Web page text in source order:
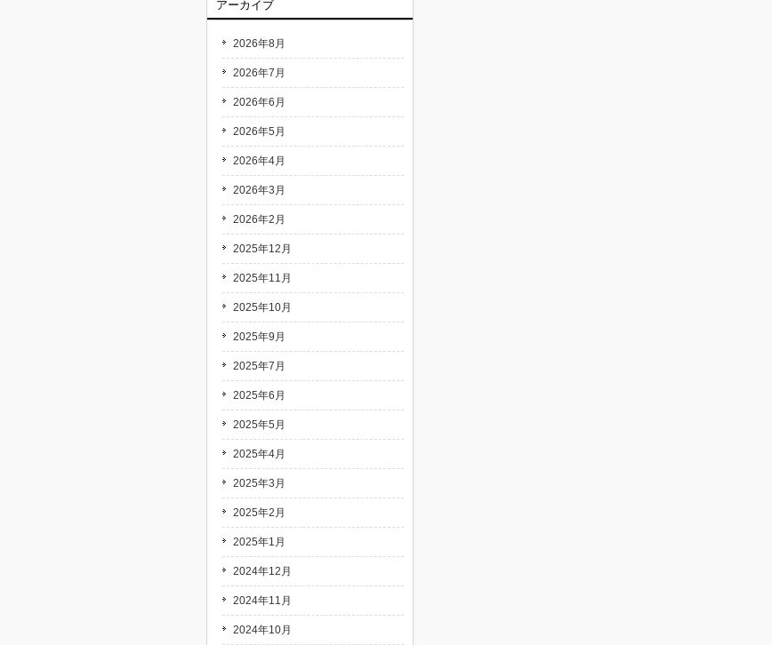
アーカイブ
2026年8月
2026年7月
2026年6月
2026年5月
2026年4月
2026年3月
2026年2月
2025年12月
2025年11月
2025年10月
2025年9月
2025年7月
2025年6月
2025年5月
2025年4月
2025年3月
2025年2月
2025年1月
2024年12月
2024年11月
2024年10月